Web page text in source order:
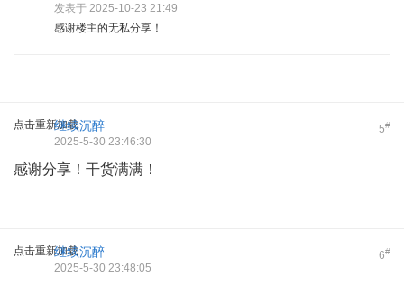
发表于 2025-10-23 21:49
感谢楼主的无私分享！
点击重新加载 5#
继续沉醉
2025-5-30 23:46:30
感谢分享！干货满满！
点击重新加载 6#
继续沉醉
2025-5-30 23:48:05